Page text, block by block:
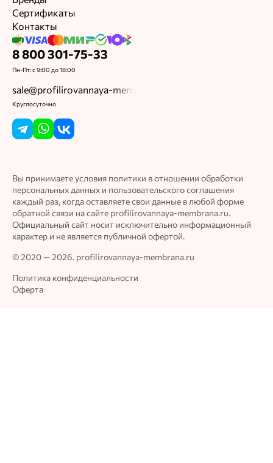
Сертификаты
Контакты
8 800 301-75-33
Пн-Пт: с 9:00 до 18:00
sale@profilirovannaya-membrana.ru
Круглосуточно
Вы принимаете условия политики в отношении обработки
персональных данных и пользовательского соглашения
каждый раз, когда оставляете свои данные в любой форме
обратной связи на сайте profilirovannaya-membrana.ru.
Официальный сайт носит исключительно информационный
характер и не является публичной офертой.
© 2020 — 2026. profilirovannaya-membrana.ru
Политика конфиденциальности
Оферта